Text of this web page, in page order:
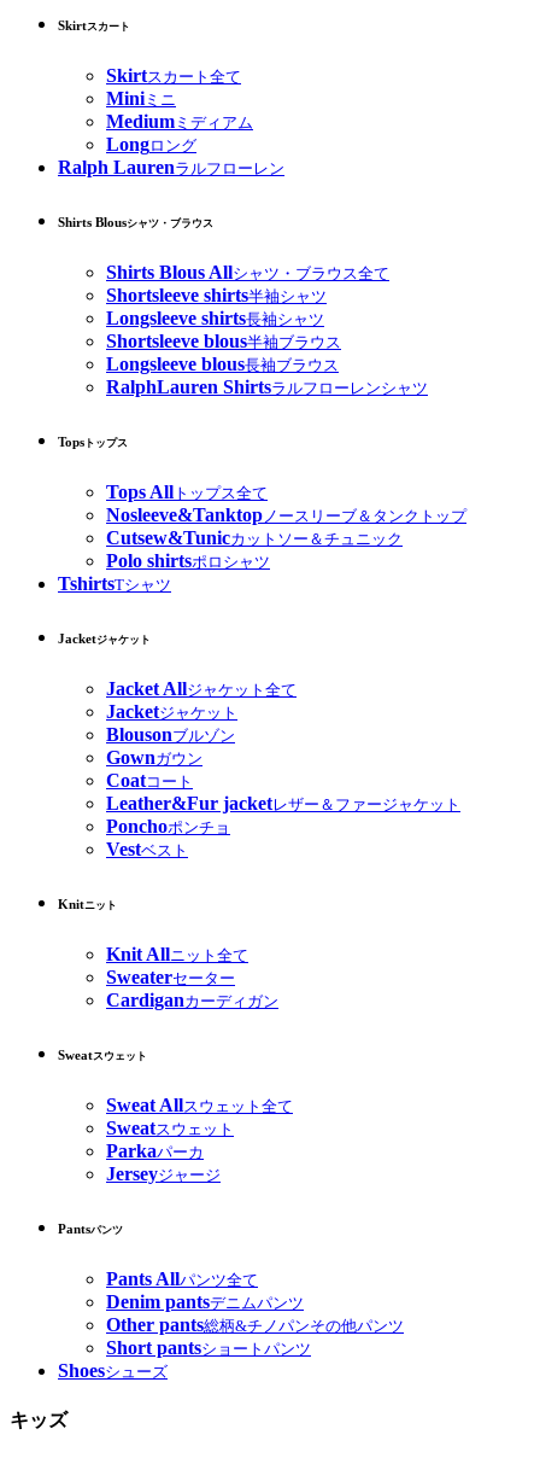
Skirtスカート
Skirtスカート全て
Miniミニ
Medium ミディアム
Longロング
Ralph Laurenラルフローレン
Shirts Blousシャツ・ブラウス
Shirts Blous Allシャツ・ブラウス全て
Shortsleeve shirts半袖シャツ
Longsleeve shirts長袖シャツ
Shortsleeve blous半袖ブラウス
Longsleeve blous長袖ブラウス
RalphLauren Shirtsラルフローレンシャツ
Tops トップス
Tops All トップス全て
Nosleeve&Tanktop ノースリーブ＆タンクトップ
Cutsew&Tunicカットソー＆チュニック
Polo shirtsポロシャツ
TshirtsTシャツ
Jacketジャケット
Jacket Allジャケット全て
Jacketジャケット
Blousonブルゾン
Gownガウン
Coatコート
Leather&Fur jacketレザー＆ファージャケット
Ponchoポンチョ
Vestベスト
Knitニット
Knit Allニット全て
Sweaterセーター
Cardiganカーディガン
Sweatスウェット
Sweat Allスウェット全て
Sweatスウェット
Parkaパーカ
Jerseyジャージ
Pantsパンツ
Pants Allパンツ全て
Denim pantsデニムパンツ
Other pants総柄&チノパンその他パンツ
Short pantsショートパンツ
Shoesシューズ
キッズ